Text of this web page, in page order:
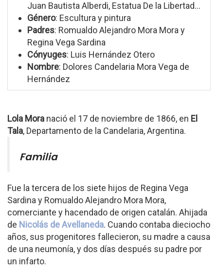
Juan Bautista Alberdi, Estatua De la Libertad...
Género: Escultura y pintura
Padres: Romualdo Alejandro Mora Mora y
Regina Vega Sardina
Cónyuges: Luis Hernández Otero
Nombre: Dolores Candelaria Mora Vega de
Hernández
Lola Mora nació el 17 de noviembre de 1866, en El
Tala, Departamento de la Candelaria, Argentina.
Familia
Fue la tercera de los siete hijos de Regina Vega
Sardina y Romualdo Alejandro Mora Mora,
comerciante y hacendado de origen catalán. Ahijada
de Nicolás de Avellaneda. Cuando contaba dieciocho
años, sus progenitores fallecieron, su madre a causa
de una neumonía, y dos días después su padre por
un infarto.